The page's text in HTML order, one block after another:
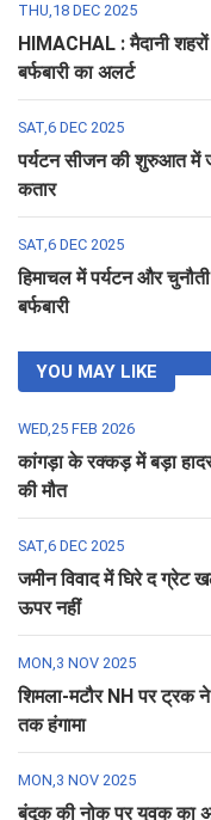
THU,18 DEC 2025
HIMACHAL : मैदानी
बर्फबारी का अलर्ट
SAT,6 DEC 2025
पर्यटन सीजन की शुरुआत में
कतार
SAT,6 DEC 2025
हिमाचल में पर्यटन और
बर्फबारी
YOU MAY LIKE
WED,25 FEB 2026
कांगड़ा के रक्कड़ में बड़ा
की मौत
SAT,6 DEC 2025
जमीन विवाद में घिरे द ग्रेट
ऊपर नहीं
MON,3 NOV 2025
शिमला-मटौर NH पर ट्रक
तक हंगामा
MON,3 NOV 2025
बंदूक की नोक पर युवक का